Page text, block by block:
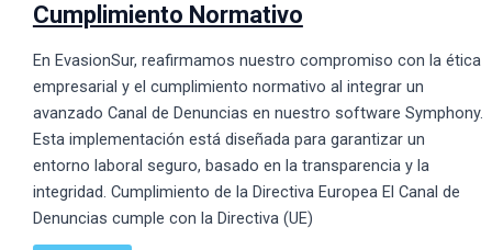
Cumplimiento Normativo
En EvasionSur, reafirmamos nuestro compromiso con la ética
empresarial y el cumplimiento normativo al integrar un
avanzado Canal de Denuncias en nuestro software Symphony.
Esta implementación está diseñada para garantizar un
entorno laboral seguro, basado en la transparencia y la
integridad. Cumplimiento de la Directiva Europea El Canal de
Denuncias cumple con la Directiva (UE)